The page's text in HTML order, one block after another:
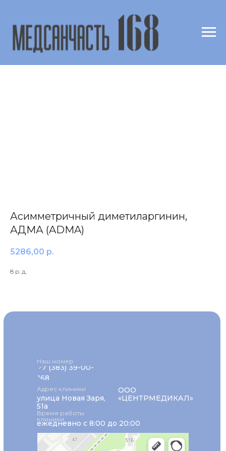
Асимметричный диметиларгинин,
АДМА (ADMA)
5286,00 р.
8 р. д.
+7 (383) 39-00-
168
Наш номер
ежедневно с 8:00 до 20:00
Время работы
клиники
Адрес клиники
улица Новая Заря,
51а
ООО
«ЦЕНТРМЕДИКАЛ»